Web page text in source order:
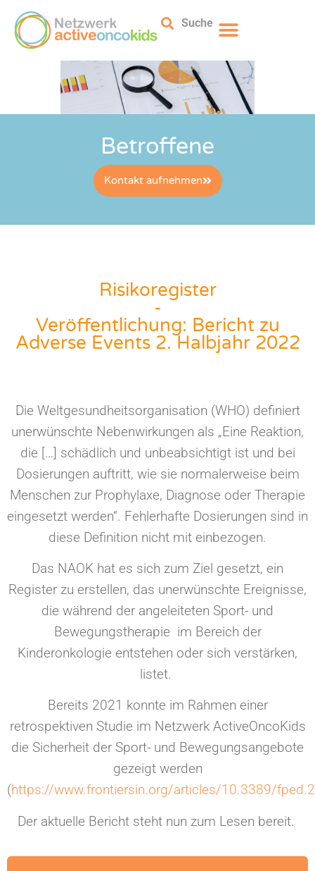
Suche
Betroffene
Kontakt aufnehmen
Risikoregister
-
Veröffentlichung: Bericht zu
Adverse Events 2. Halbjahr 2022
Die Weltgesundheitsorganisation (WHO) definiert
unerwünschte Nebenwirkungen als „Eine Reaktion,
die […] schädlich und unbeabsichtigt ist und bei
Dosierungen auftritt, wie sie normalerweise beim
Menschen zur Prophylaxe, Diagnose oder Therapie
eingesetzt werden“. Fehlerhafte Dosierungen sind in
diese Definition nicht mit einbezogen.
Das NAOK hat es sich zum Ziel gesetzt, ein
Register zu erstellen, das unerwünschte Ereignisse,
die während der angeleiteten Sport- und
Bewegungstherapie im Bereich der
Kinderonkologie entstehen oder sich verstärken,
listet.
Bereits 2021 konnte im Rahmen einer
retrospektiven Studie im Netzwerk ActiveOncoKids
die Sicherheit der Sport- und Bewegungsangebote
gezeigt werden
(https://www.frontiersin.org/articles/10.3389/
Der aktuelle Bericht steht nun zum Lesen bereit.